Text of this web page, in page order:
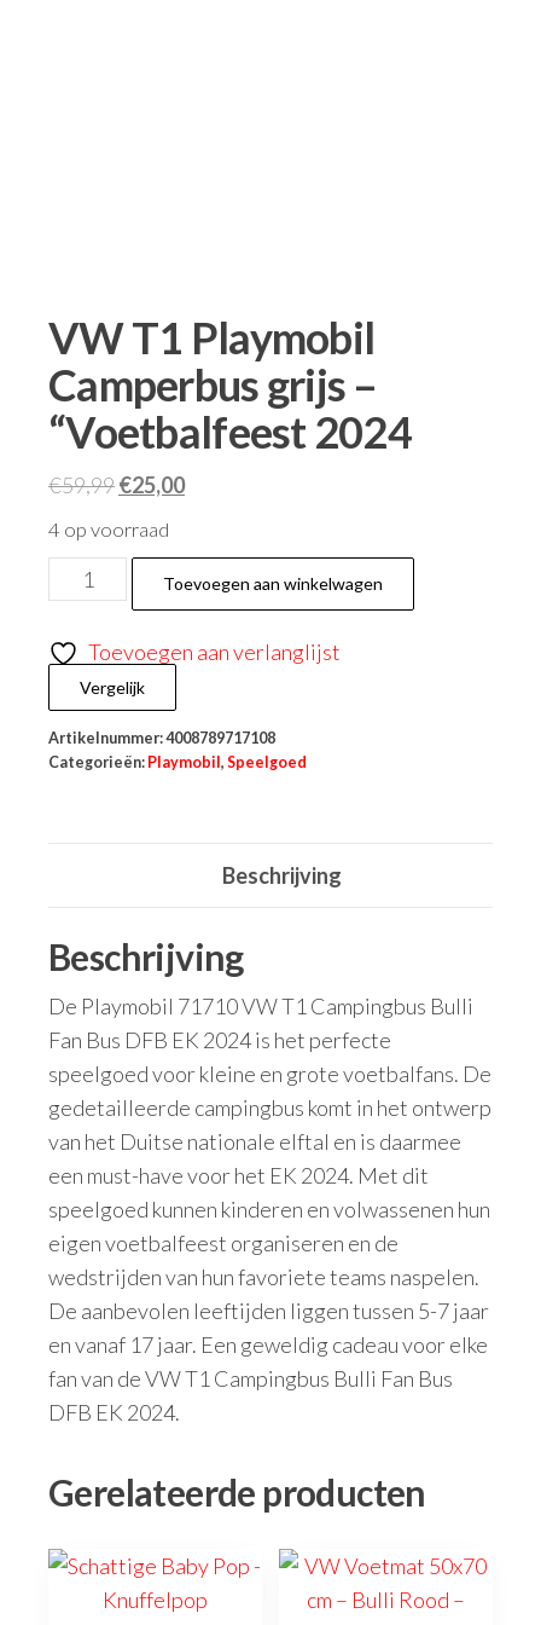
VW T1 Playmobil
Camperbus grijs –
“Voetbalfeest 2024
€59,99€25,00
4 op voorraad
Toevoegen aan winkelwagen
Toevoegen aan verlanglijst
Vergelijk
Artikelnummer:4008789717108
Categorieën: Playmobil, Speelgoed
Beschrijving
Beschrijving
De Playmobil 71710 VW T1 Campingbus Bulli
Fan Bus DFB EK 2024 is het perfecte
speelgoed voor kleine en grote voetbalfans. De
gedetailleerde campingbus komt in het ontwerp
van het Duitse nationale elftal en is daarmee
een must-have voor het EK 2024. Met dit
speelgoed kunnen kinderen en volwassenen hun
eigen voetbalfeest organiseren en de
wedstrijden van hun favoriete teams naspelen.
De aanbevolen leeftijden liggen tussen 5-7 jaar
en vanaf 17 jaar. Een geweldig cadeau voor elke
fan van de VW T1 Campingbus Bulli Fan Bus
DFB EK 2024.
Gerelateerde producten